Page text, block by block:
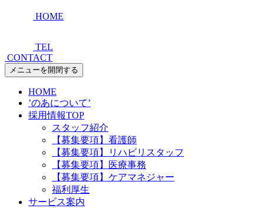
HOME
TEL
CONTACT
メニューを開閉する
HOME
’のあについて’
採用情報TOP
スタッフ紹介
【募集要項】看護師
【募集要項】リハビリスタッフ
【募集要項】医療事務
【募集要項】ケアマネジャー
福利厚生
サービス案内